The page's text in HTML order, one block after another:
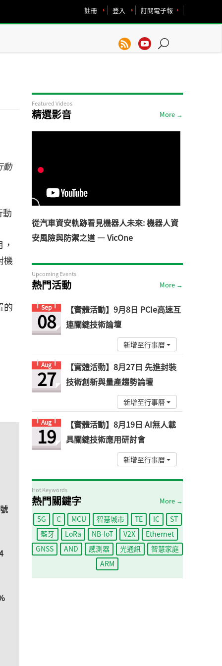
訂閱電子報
登入
註冊
動
機
的
Featured Videos
精選影音 More →
從汽車資安軌跡看見機器人未來: 機器人資
安風險與防禦之道 — VicOne
Upcoming Events
熱門活動 More →
Sep
08
【實體活動】9月8日 PCIe高速互
連關鍵技術論壇
新增至行事曆
Aug
27
【實體活動】8月27日 先進封裝
技術創新與量產趨勢論壇
新增至行事曆
Aug
19
【實體活動】8月19日 AI無人載
具關鍵技術應用研討會
新增至行事曆
Hot Keywords
熱門關鍵字 More →
5G C MCU 智慧城市 TE IC
ST
藍牙
LoRa NB-IoT V2X
Ethernet
GNSS
AND 感測器 光通訊
智慧家庭
ARM